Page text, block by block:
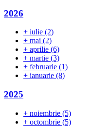
2026
+ iulie (2)
+ mai (2)
+ aprilie (6)
+ martie (3)
+ februarie (1)
+ ianuarie (8)
2025
+ noiembrie (5)
+ octombrie (5)